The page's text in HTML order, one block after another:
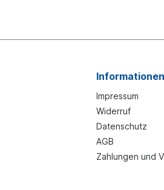
Informationen
Impressum
Widerruf
Datenschutz
AGB
Zahlungen und